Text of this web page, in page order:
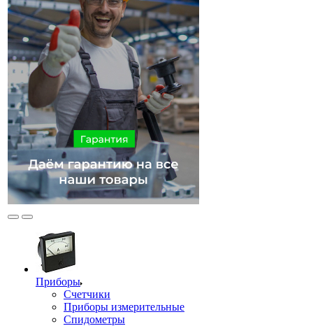
Приборы
Счетчики
Приборы измерительные
Спидометры